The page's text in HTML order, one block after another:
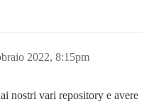
2022, 8:15pm
nostri vari repository e avere